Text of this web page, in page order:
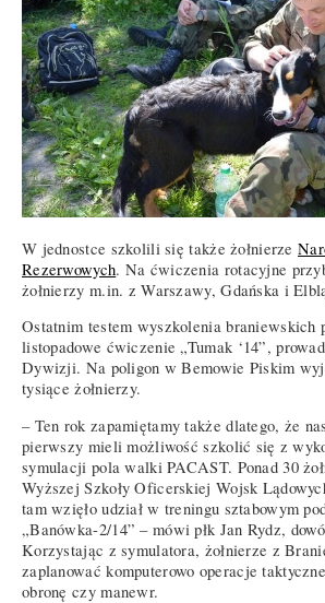
W jednostce szkolili się także żołnierze
Rezerwowych. Na ćwiczenia rotacyjne
żołnierzy m.in. z Warszawy, Gdańska i
Ostatnim testem wyszkolenia braniewskich
listopadowe ćwiczenie „Tumak ‘14”,
Dywizji. Na poligon w Bemowie Piskim
tysiące żołnierzy.
– Ten rok zapamiętamy także dlatego, że
pierwszy mieli możliwość szkolić się z
symulacji pola walki PACAST. Ponad 30
Wyższej Szkoły Oficerskiej Wojsk
tam wzięło udział w treningu sztabowym
„Banówka-2/14” – mówi płk Jan Rydz,
Korzystając z symulatora, żołnierze z
zaplanować komputerowo operacje
obronę czy manewr.